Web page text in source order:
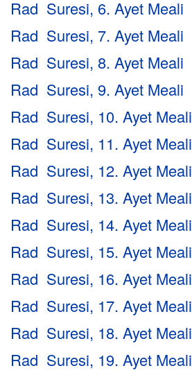
Rad Suresi, 6. Ayet Meali
Rad Suresi, 7. Ayet Meali
Rad Suresi, 8. Ayet Meali
Rad Suresi, 9. Ayet Meali
Rad Suresi, 10. Ayet Meali
Rad Suresi, 11. Ayet Meali
Rad Suresi, 12. Ayet Meali
Rad Suresi, 13. Ayet Meali
Rad Suresi, 14. Ayet Meali
Rad Suresi, 15. Ayet Meali
Rad Suresi, 16. Ayet Meali
Rad Suresi, 17. Ayet Meali
Rad Suresi, 18. Ayet Meali
Rad Suresi, 19. Ayet Meali